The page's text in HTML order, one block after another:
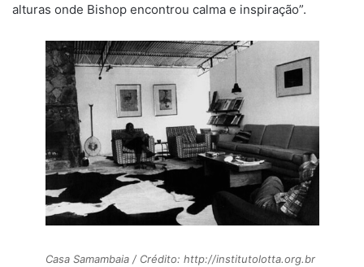
alturas onde Bishop encontrou calma e inspiração”.
Casa Samambaia / Crédito: http://institutolotta.org.br